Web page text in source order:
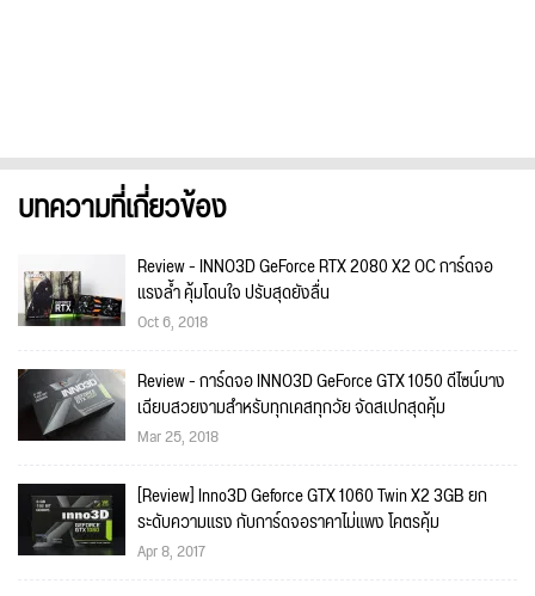
บทความที่เกี่ยวข้อง
Review - INNO3D GeForce RTX 2080 X2 OC การ์ดจอ
แรงล้ำ คุ้มโดนใจ ปรับสุดยังลื่น
Oct 6, 2018
Review - การ์ดจอ INNO3D GeForce GTX 1050 ดีไซน์บาง
เฉียบสวยงามสำหรับทุกเคสทุกวัย จัดสเปกสุดคุ้ม
Mar 25, 2018
[Review] Inno3D Geforce GTX 1060 Twin X2 3GB ยก
ระดับความแรง กับการ์ดจอราคาไม่แพง โคตรคุ้ม
Apr 8, 2017